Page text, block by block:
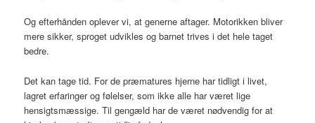
Og efterhånden oplever vi, at generne aftager. Motorikken bliver
mere sikker, sproget udvikles og barnet trives i det hele taget
bedre.
Det kan tage tid. For de præmatures hjerne har tidligt i livet,
lagret erfaringer og følelser, som ikke alle har været lige
hensigtsmæssige. Til gengæld har de været nødvendig for at